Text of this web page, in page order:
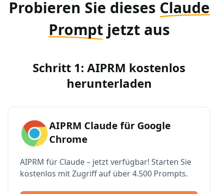
Probieren Sie dieses Claude
Prompt jetzt aus
Schritt 1: AIPRM kostenlos
herunterladen
AIPRM Claude für Google
Chrome
AIPRM für Claude – jetzt verfügbar! Starten Sie
kostenlos mit Zugriff auf über 4.500 Prompts.